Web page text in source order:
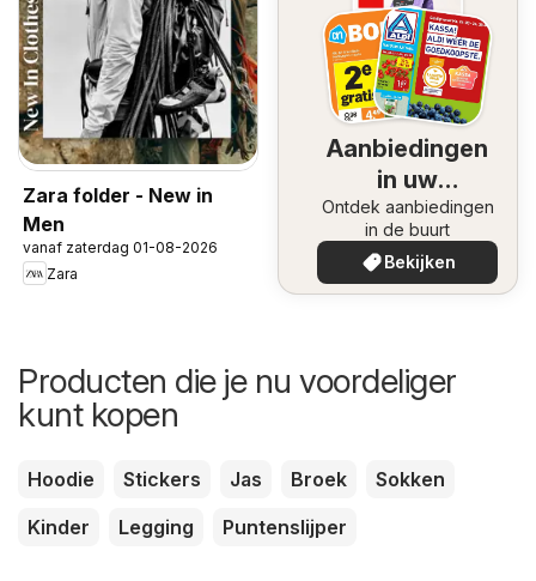
Zara folder - New in
Men
vanaf zaterdag 01-08-2026
Zara
Aanbiedingen
in uw
omgeving
Ontdek aanbiedingen
in de buurt
Bekijken
Producten die je nu voordeliger
kunt kopen
Hoodie Stickers Jas Broek
Sokken
Kinder
Legging Puntenslijper